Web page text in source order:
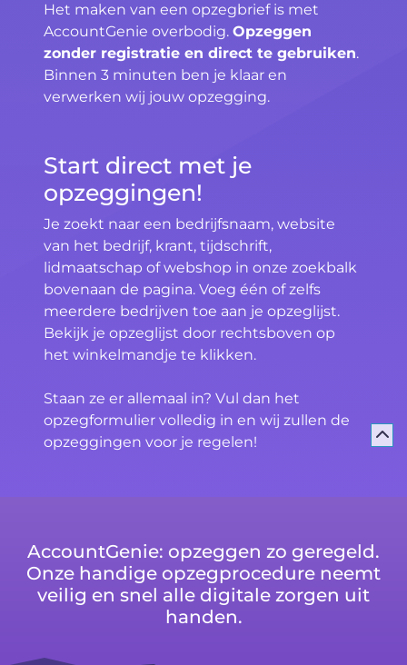
Het maken van een opzegbrief is met
AccountGenie overbodig. Opzeggen
zonder registratie en direct te gebruiken.
Binnen 3 minuten ben je klaar en
verwerken wij jouw opzegging.
Start direct met je
opzeggingen!
Je zoekt naar een bedrijfsnaam, website
van het bedrijf, krant, tijdschrift,
lidmaatschap of webshop in onze zoekbalk
bovenaan de pagina. Voeg één of zelfs
meerdere bedrijven toe aan je opzeglijst.
Bekijk je opzeglijst door rechtsboven op
het winkelmandje te klikken.
Staan ze er allemaal in? Vul dan het
opzegformulier volledig in en wij zullen de
opzeggingen voor je regelen!
AccountGenie: opzeggen zo geregeld.
Onze handige opzegprocedure neemt
veilig en snel alle digitale zorgen uit
handen.